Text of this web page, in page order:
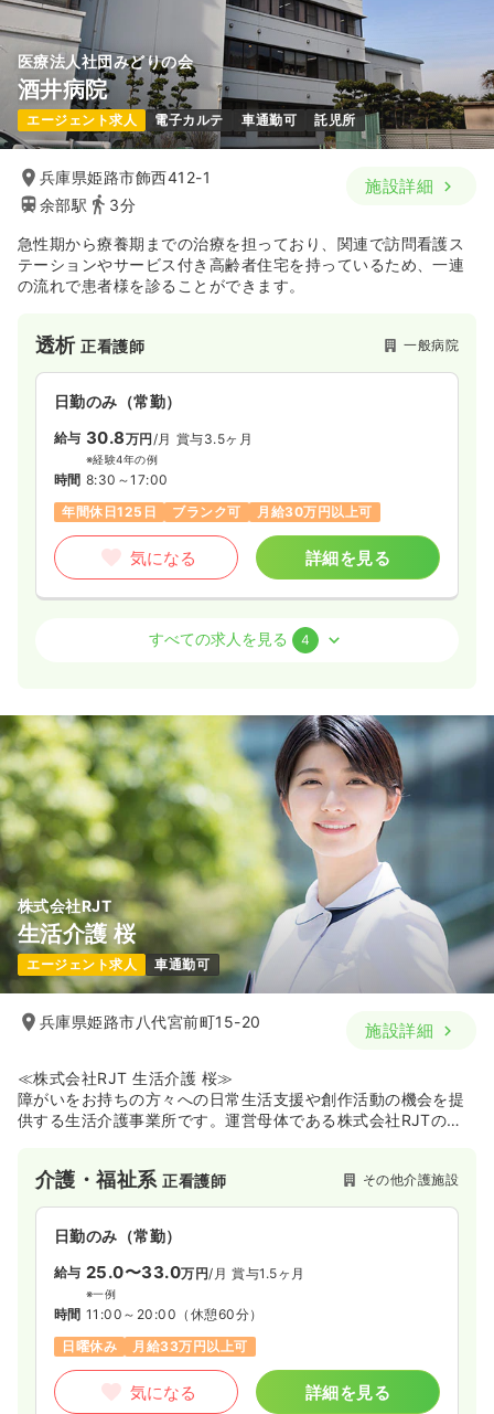
夜勤のみ（パート） 一時募集休止
給与 時給1,620円〜
時間 16:30～9:00（休憩90分）
時給1,600円以上可
気になる
その他正看護師
日勤のみ（常勤） 一時募集休止
※一例
日祝休み
月給27万円以上可
気になる 詳細を見る
医療法人社団みどりの会
酒井病院
エージェント求人 電子カルテ 車通勤可 託児所
兵庫県姫路市飾西412-1
余部駅
3分
施設詳細
急性期から療養期までの治療を担っており、関連で訪問看護ス
テーションやサービス付き高齢者住宅を持っているため、一連
の流れで患者様を診ることができます。
透析正看護師 一般病院
日勤のみ（常勤）
給与 30.8万円/月 賞与3.5ヶ月
※経験4年の例
時間 8:30～17:00
年間休日125日
ブランク可 月給30万円以上可
気になる 詳細を見る
正看護師
給与 27.0万円 /月 賞与3.8ヶ月
※経験5年の例
時間 8:30～17:15（休憩60分）
年間休日125日
4週8休以上
オンコールあり
月給27万円以上可
気になる 詳細を見る
病棟正看護師 一般病院
2交代（常勤） 一時募集休止
給与 33.8万円 /月 賞与3.4ヶ月
時間 8:30～17:15
年間休日125日
月給34万円以上可
外来正看護師
日勤のみ（常勤）
給与 25.0〜30.0 万円/月
※一例
時間 8:00～16:45
年間休日120日
4週8休以上 月給30万円以上可
すべての求人を見る 4
株式会社RJT
生活介護 桜
エージェント求人 車通勤可
兵庫県姫路市八代宮前町15-20 施設詳細
≪株式会社RJT 生活介護 桜≫
障がいをお持ちの方々への日常生活支援や創作活動の機会を提
供する生活介護事業所です。運営母体である株式会社RJTのも
しています。
介護・福祉系正看護師 その他介護施設
日勤のみ（常勤）
給与 25.0〜33.0万円/月 賞与1.5ヶ月
※一例
時間 11:00～20:00 （休憩60分）
日曜休み
月給33万円以上可
気になる 詳細を見る